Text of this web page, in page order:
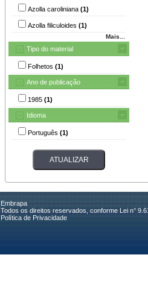
Azolla caroliniana (1)
Azolla filiculoides (1)
Mais...
Tipo do material
Folhetos (1)
Ano de publicação
1985 (1)
Idioma
Português (1)
Embrapa
Todos os direitos reservados, conforme Lei n°
Política de Privacidade